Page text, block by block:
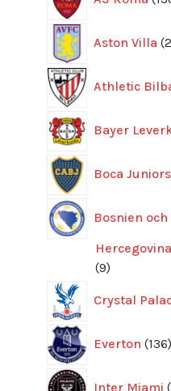
Aston Villa
Athletic
Bayer
Boca Juniors
Bosnien och
Hercegovina
99
Crystal
Everton 136
Inter Miami